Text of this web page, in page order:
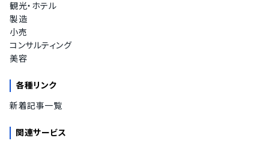
観光・ホテル
製造
小売
コンサルティング
美容
各種リンク
新着記事一覧
関連サービス